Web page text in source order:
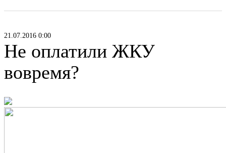
21.07.2016 0:00
Не оплатили ЖКУ
вовремя?